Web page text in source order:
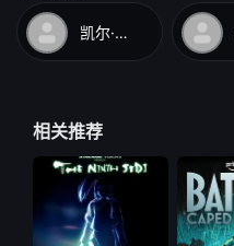
凯尔·金南
相关推荐